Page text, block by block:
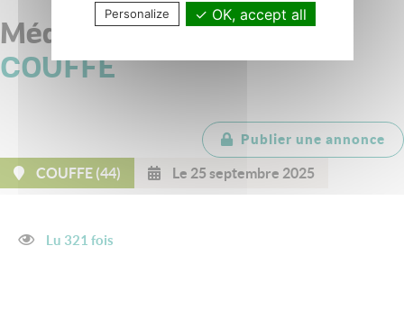
Médecins généralistes -
COUFFE
Publier une annonce
COUFFE (44) Le 25 septembre 2025
Lu 321 fois
Personalize OK, accept all